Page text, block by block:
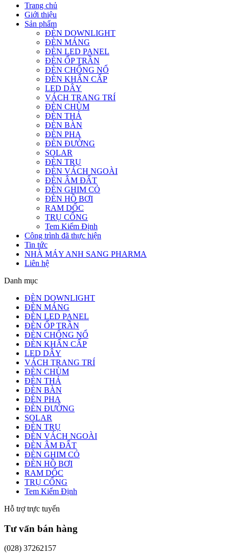
Trang chủ
Giới thiệu
Sản phẩm
ĐÈN DOWNLIGHT
ĐÈN MÁNG
ĐÈN LED PANEL
ĐÈN ỐP TRẦN
ĐÈN CHỐNG NỔ
ĐÈN KHẨN CẤP
LED DÂY
VÁCH TRANG TRÍ
ĐÈN CHÙM
ĐÈN THẢ
ĐÈN BÀN
ĐÈN PHA
ĐÈN ĐƯỜNG
SOLAR
ĐÈN TRỤ
ĐÈN VÁCH NGOÀI
ĐÈN ÂM ĐẤT
ĐÈN GHIM CỎ
ĐÈN HỒ BƠI
RAM DỐC
TRỤ CỔNG
Tem Kiểm Định
Công trình đã thực hiện
Tin tức
NHÀ MÁY ANH SANG PHARMA
Liên hệ
Danh mục
ĐÈN DOWNLIGHT
ĐÈN MÁNG
ĐÈN LED PANEL
ĐÈN ỐP TRẦN
ĐÈN CHỐNG NỔ
ĐÈN KHẨN CẤP
LED DÂY
VÁCH TRANG TRÍ
ĐÈN CHÙM
ĐÈN THẢ
ĐÈN BÀN
ĐÈN PHA
ĐÈN ĐƯỜNG
SOLAR
ĐÈN TRỤ
ĐÈN VÁCH NGOÀI
ĐÈN ÂM ĐẤT
ĐÈN GHIM CỎ
ĐÈN HỒ BƠI
RAM DỐC
TRỤ CỔNG
Tem Kiểm Định
Hỗ trợ trực tuyến
Tư vấn bán hàng
(028) 37262157